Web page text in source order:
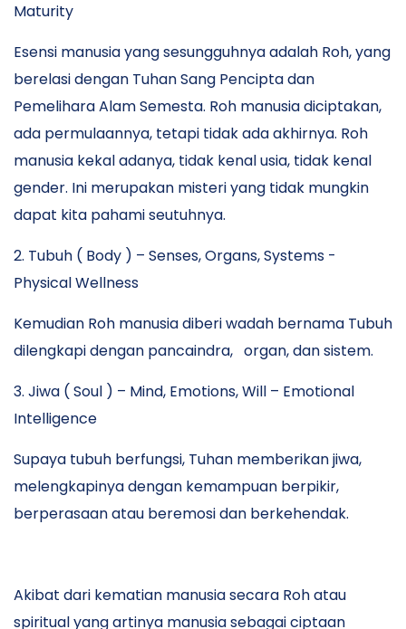
Maturity
Esensi manusia yang sesungguhnya adalah Roh, yang
berelasi dengan Tuhan Sang Pencipta dan
Pemelihara Alam Semesta. Roh manusia diciptakan,
ada permulaannya, tetapi tidak ada akhirnya. Roh
manusia kekal adanya, tidak kenal usia, tidak kenal
gender. Ini merupakan misteri yang tidak mungkin
dapat kita pahami seutuhnya.
2. Tubuh ( Body ) – Senses, Organs, Systems -
Physical Wellness
Kemudian Roh manusia diberi wadah bernama Tubuh
dilengkapi dengan pancaindra, organ, dan sistem.
3. Jiwa ( Soul ) – Mind, Emotions, Will – Emotional
Intelligence
Supaya tubuh berfungsi, Tuhan memberikan jiwa,
melengkapinya dengan kemampuan berpikir,
berperasaan atau beremosi dan berkehendak.
Akibat dari kematian manusia secara Roh atau
spiritual yang artinya manusia sebagai ciptaan